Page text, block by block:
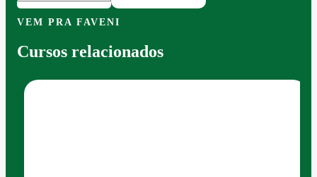
VEM PRA FAVENI
Cursos relacionados